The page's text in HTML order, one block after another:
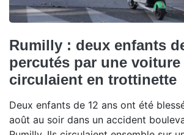
Rumilly : deux enfants
percutés par une voiture
circulaient en trottinette
Deux enfants de 12 ans ont été
août au soir dans un accident